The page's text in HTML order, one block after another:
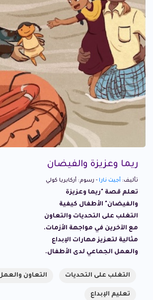
ريما وعزيزة والفيضان
تأليف: أجيت نارا - رسوم: أركابريا كولي
تعلم قصة "ريما وعزيزة
والفيضان" الأطفال كيفية
التغلب على التحديات والتعاون
مع الآخرين في مواجهة الأزمات.
مثالية لتعزيز مهارات الإبداع
والعمل الجماعي لدى الأطفال.
التغلب على التحديات التعاون
تعليم الإبداع